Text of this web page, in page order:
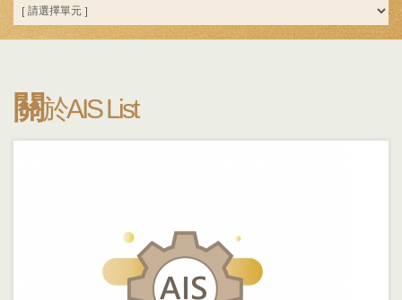
關於AIS List